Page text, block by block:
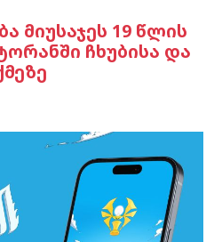
მიუსაჯეს 19 წლის
ჩხუბისა და